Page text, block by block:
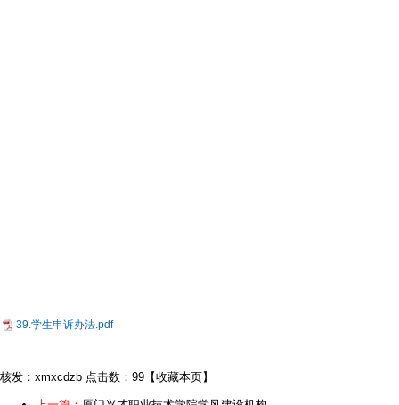
39.学生申诉办法.pdf
核发：xmxcdzb 点击数：99 【收藏本页】